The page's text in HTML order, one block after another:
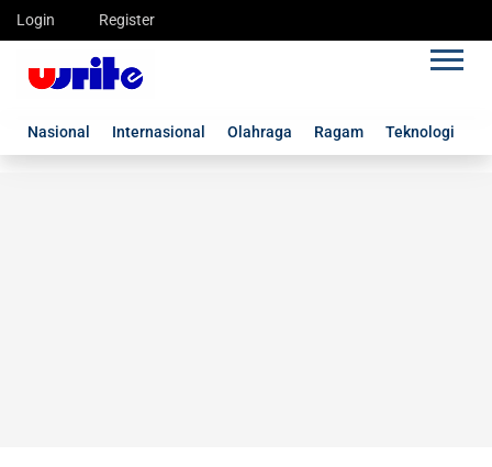
Login Register
Nasional Internasional Olahraga Ragam Teknologi